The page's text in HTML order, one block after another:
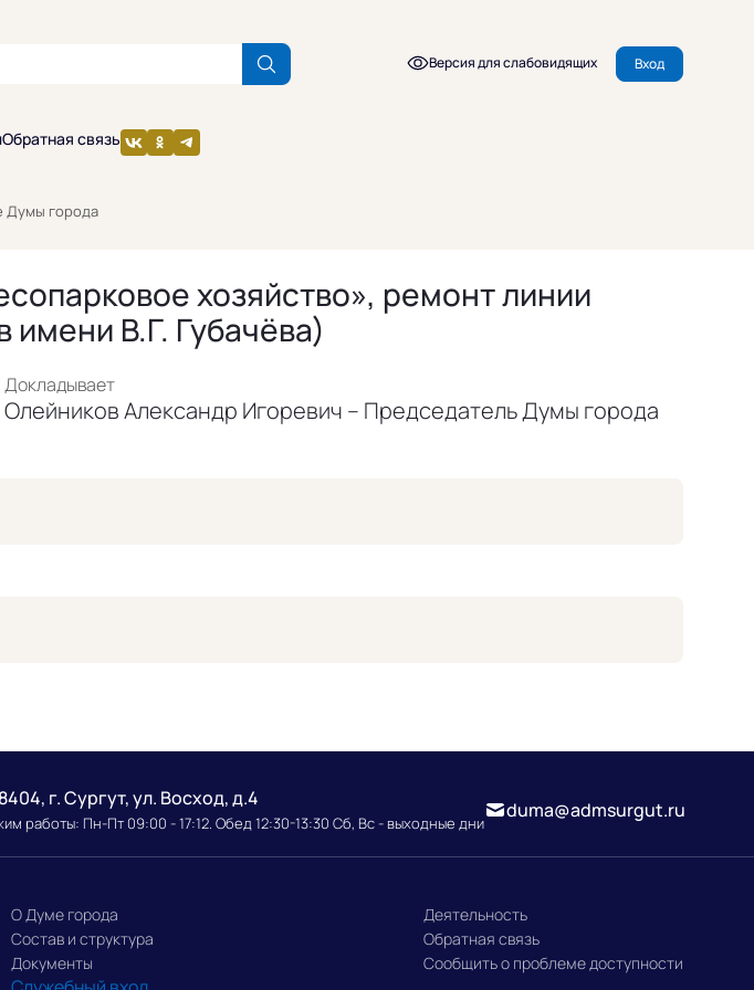
Версия для слабовидящих Вход
Обратная связь
Думы города
хозяйство», ремонт линии
В.Г. Губачёва)
Докладывает
Олейников Александр Игоревич – Председатель Думы города
г. Сургут, ул. Восход, д.4
работы: Пн-Пт 09:00 - 17:12. Обед 12:30-13:30 Сб, Вс - выходные дни
duma@admsurgut.ru
О Думе города
Состав и структура
Документы
Деятельность
Обратная связь
Сообщить о проблеме доступности